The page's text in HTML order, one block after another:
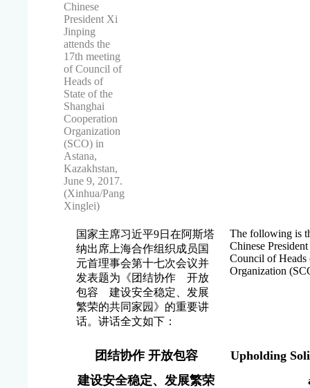
Chinese
President Xi
Jinping
attends the
17th meeting
of Council of
Heads of
State of the
Shanghai
Cooperation
Organization
(SCO) in
Astana,
Kazakhstan,
June 9, 2017.
(Xinhua/Pang
Xinglei)
国家主席习近平9日在阿斯塔
纳出席上海合作组织成员国
元首理事会第十七次会议并
发表题为《团结协作 开放
包容 建设安全稳定、发展
繁荣的共同家园》的重要讲
话。讲话全文如下：
The following is
Chinese
Council of Heads
Organization
团结协作 开放包容
建设安全稳定、发展繁荣
Upholding